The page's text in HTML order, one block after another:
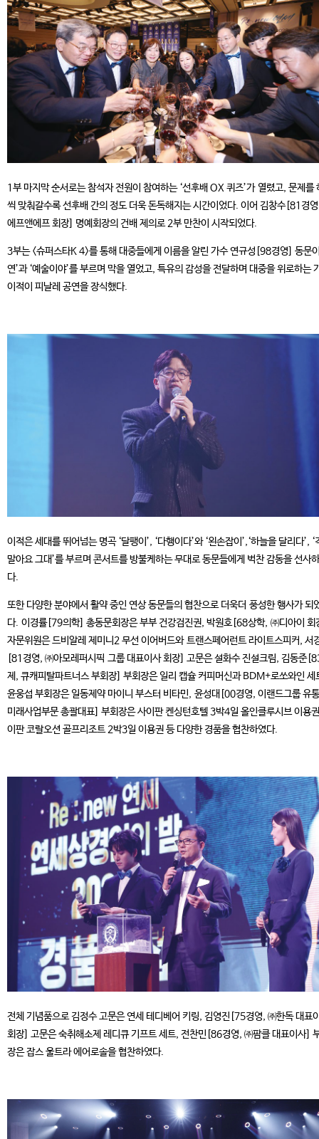
1부 마지막 순서로는 참석자 전원이 참여하는 ‘선후배 OX 퀴즈’가 열렸고, 문제를
씩 맞춰갈수록 선후배 간의 정도 더욱 돈독해지는 시간이었다. 이어 김창수[81경
에프앤에프 회장] 명예회장의 건배 제의로 2부 만찬이 시작되었다.
3부는 <슈퍼스타K 4>를 통해 대중들에게 이름을 알린 가수 연규성[98경영] 동문
연’과 ‘예술이야’를 부르며 막을 열었고, 특유의 감성을 전달하며 대중을 위로하는
이적이 피날레 공연을 장식했다.
이적은 세대를 뛰어넘는 명곡 ‘달팽이’, ‘다행이다’와 ‘왼손잡이’,‘하늘을 달리다’, ‘
말아요 그대’를 부르며 콘서트를 방불케하는 무대로 동문들에게 벅찬 감동을 선사
다.
또한 다양한 분야에서 활약 중인 연상 동문들의 협찬으로 더욱더 풍성한 행사가 되
다. 이경률[79의학] 총동문회장은 부부 건강검진권, 박원호[68상학, ㈜디아이 회
자문위원은 드비알레 제미니2 무선 이어버드와 트랜스페어런트 라이트스피커, 서
[81경영, ㈜아모레퍼시픽 그룹 대표이사 회장] 고문은 설화수 진설크림, 김동준
제, 큐캐피탈파트너스 부회장] 부회장은 일리 캡슐 커피머신과 BDM+로쏘와인 세
윤웅섭 부회장은 일동제약 마이니 부스터 비타민, 윤성대[00경영, 이랜드그룹 유
미래사업부문 총괄대표] 부회장은 사이판 켄싱턴호텔 3박4일 올인클루시브 이용
이판 코랄오션 골프리조트 2박3일 이용권 등 다양한 경품을 협찬하였다.
전체 기념품으로 김정수 고문은 연세 테디베어 키링, 김영진[75경영, ㈜한독 대표
회장] 고문은 숙취해소제 레디큐 기프트 세트, 전찬민[86경영, ㈜팜클 대표이사]
장은 잡스 울트라 에어로솔을 협찬하였다.